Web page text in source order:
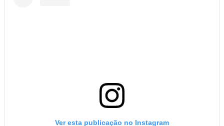
Ver esta publicação no Instagram